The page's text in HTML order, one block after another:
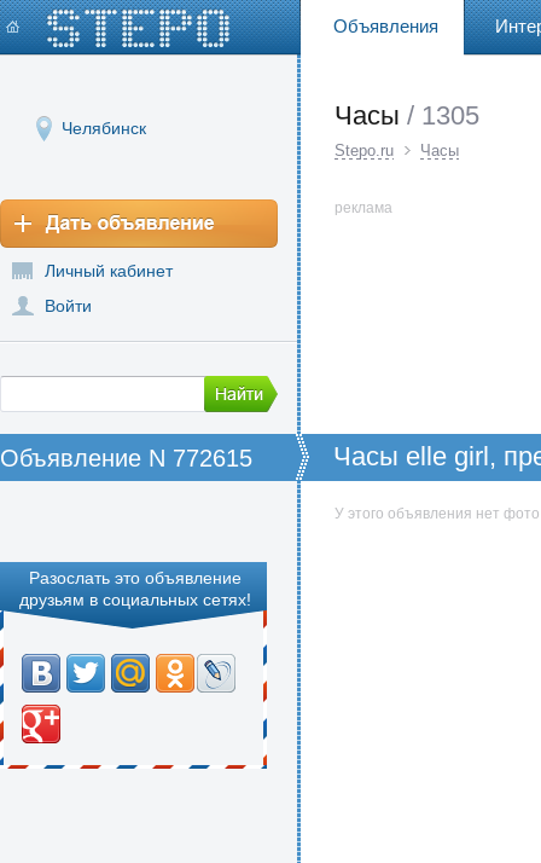
Объявления
Челябинск
Личный кабинет
Войти
Часы / 1305
Stepo.ru Часы
реклама
Объявление N 772615
Часы elle girl,
моднице
Разослать это объявление
друзьям в социальных сетях!
У этого объявления нет